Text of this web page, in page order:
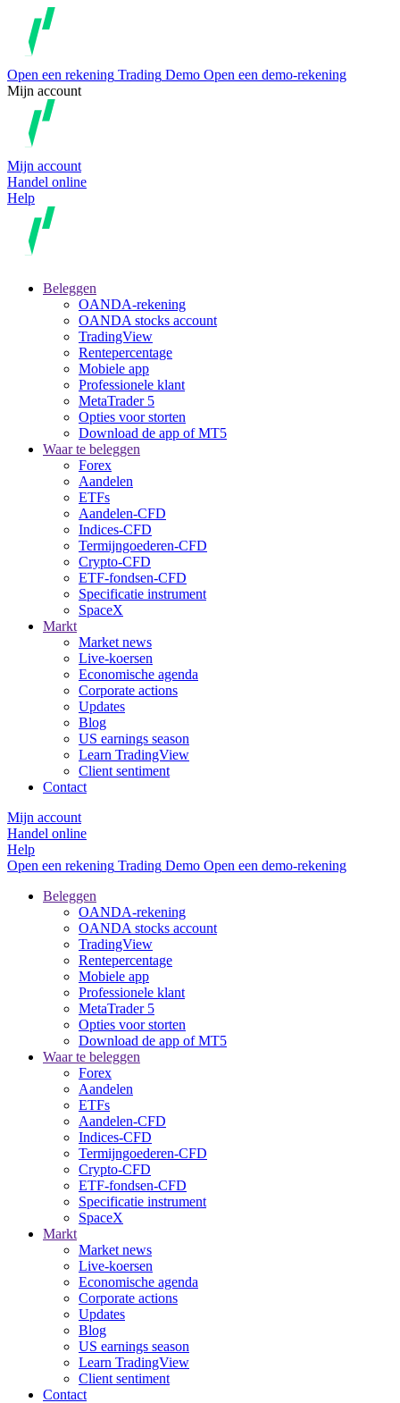
Open een rekening Trading Demo Open een demo-rekening
Mijn account
Mijn account
Handel online
Help
Beleggen
OANDA-rekening
OANDA stocks account
TradingView
Rentepercentage
Mobiele app
Professionele klant
MetaTrader 5
Opties voor storten
Download de app of MT5
Waar te beleggen
Forex
Aandelen
ETFs
Aandelen-CFD
Indices-CFD
Termijngoederen-CFD
Crypto-CFD
ETF-fondsen-CFD
Specificatie instrument
SpaceX
Markt
Market news
Live-koersen
Economische agenda
Corporate actions
Updates
Blog
US earnings season
Learn TradingView
Client sentiment
Contact
Mijn account
Handel online
Help
Open een rekening Trading Demo Open een demo-rekening
Beleggen
OANDA-rekening
OANDA stocks account
TradingView
Rentepercentage
Mobiele app
Professionele klant
MetaTrader 5
Opties voor storten
Download de app of MT5
Waar te beleggen
Forex
Aandelen
ETFs
Aandelen-CFD
Indices-CFD
Termijngoederen-CFD
Crypto-CFD
ETF-fondsen-CFD
Specificatie instrument
SpaceX
Markt
Market news
Live-koersen
Economische agenda
Corporate actions
Updates
Blog
US earnings season
Learn TradingView
Client sentiment
Contact